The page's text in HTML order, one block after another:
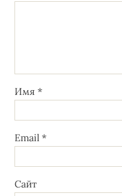
Имя *
Email *
Сайт